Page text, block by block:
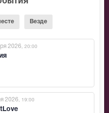
Везде
2026 , 20:00
2026 , 19:00